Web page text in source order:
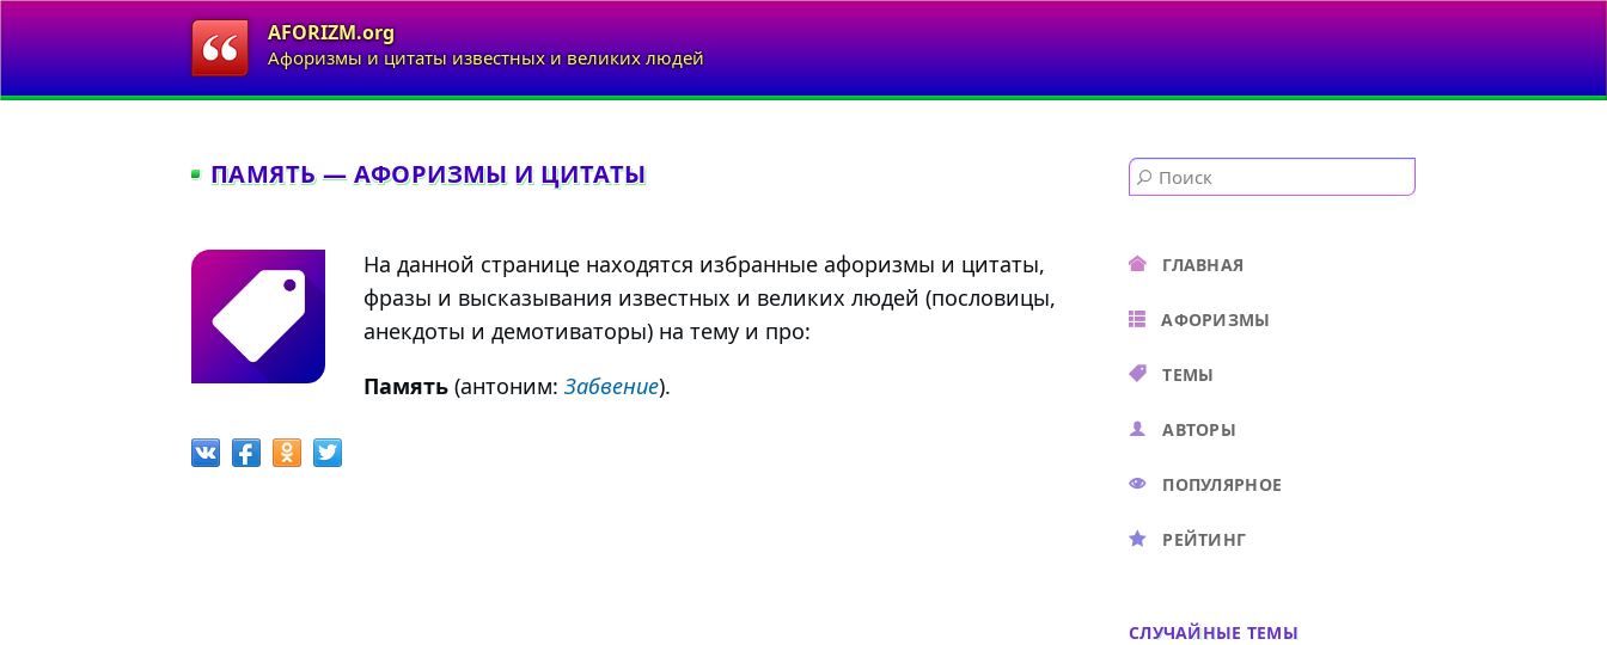
AFORIZM.org
Афоризмы и цитаты известных и великих людей
ПАМЯТЬ — АФОРИЗМЫ И ЦИТАТЫ
На данной странице находятся избранные афоризмы и цитаты,
фразы и высказывания известных и великих людей (пословицы,
анекдоты и демотиваторы) на тему и про:
Память (антоним: Забвение).
ГЛАВНАЯ
АФОРИЗМЫ
ТЕМЫ
АВТОРЫ
ПОПУЛЯРНОЕ
РЕЙТИНГ
СЛУЧАЙНЫЕ ТЕМЫ